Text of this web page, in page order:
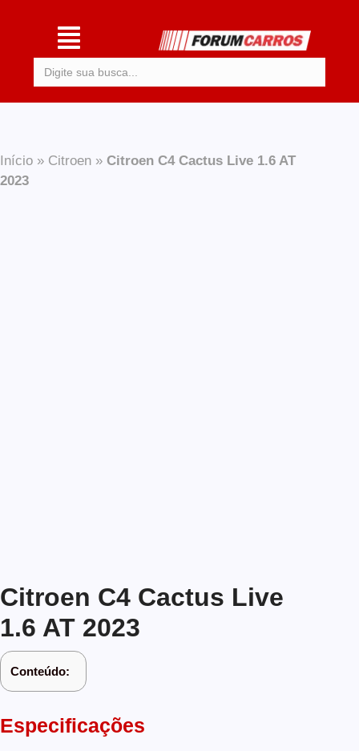
Início » Citroen » Citroen C4 Cactus Live 1.6 AT
2023
Citroen C4 Cactus Live
1.6 AT 2023
Conteúdo:
Especificações